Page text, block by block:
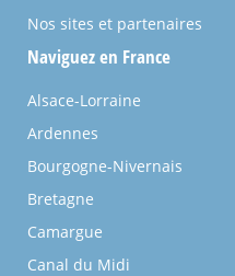
Nos sites et partenaires
Naviguez en France
Alsace-Lorraine
Ardennes
Bourgogne-Nivernais
Bretagne
Camargue
Canal du Midi